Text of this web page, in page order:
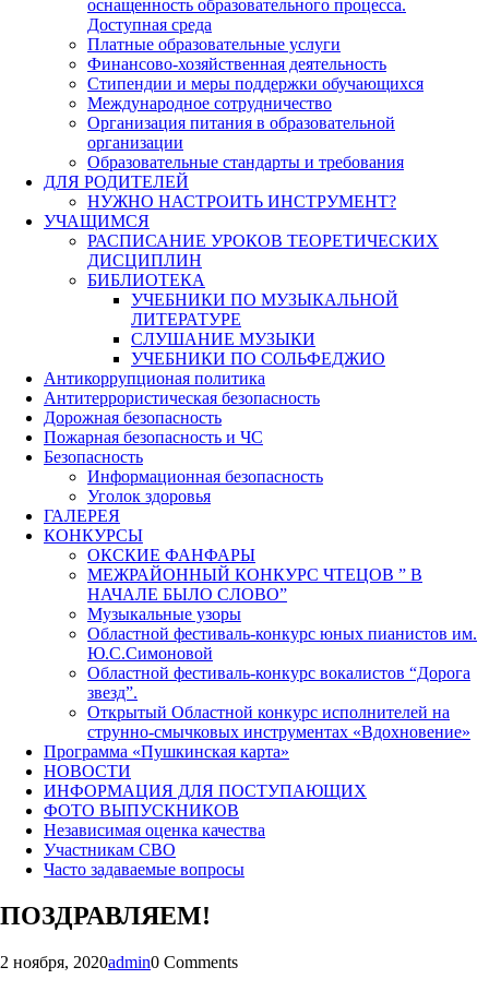
оснащенность образовательного процесса.
Доступная среда
Платные образовательные услуги
Финансово-хозяйственная деятельность
Стипендии и меры поддержки обучающихся
Международное сотрудничество
Организация питания в образовательной
организации
Образовательные стандарты и требования
ДЛЯ РОДИТЕЛЕЙ
НУЖНО НАСТРОИТЬ ИНСТРУМЕНТ?
УЧАЩИМСЯ
РАСПИСАНИЕ УРОКОВ ТЕОРЕТИЧЕСКИХ
ДИСЦИПЛИН
БИБЛИОТЕКА
УЧЕБНИКИ ПО МУЗЫКАЛЬНОЙ
ЛИТЕРАТУРЕ
СЛУШАНИЕ МУЗЫКИ
УЧЕБНИКИ ПО СОЛЬФЕДЖИО
Антикоррупционая политика
Антитеррористическая безопасность
Дорожная безопасность
Пожарная безопасность и ЧС
Безопасность
Информационная безопасность
Уголок здоровья
ГАЛЕРЕЯ
КОНКУРСЫ
ОКСКИЕ ФАНФАРЫ
МЕЖРАЙОННЫЙ КОНКУРС ЧТЕЦОВ ” В
НАЧАЛЕ БЫЛО СЛОВО”
Музыкальные узоры
Областной фестиваль-конкурс юных пианистов им.
Ю.С.Симоновой
Областной фестиваль-конкурс вокалистов “Дорога
звезд”.
Открытый Областной конкурс исполнителей на
струнно-смычковых инструментах «Вдохновение»
Программа «Пушкинская карта»
НОВОСТИ
ИНФОРМАЦИЯ ДЛЯ ПОСТУПАЮЩИХ
ФОТО ВЫПУСКНИКОВ
Независимая оценка качества
Участникам СВО
Часто задаваемые вопросы
ПОЗДРАВЛЯЕМ!
2 ноября, 2020admin0 Comments